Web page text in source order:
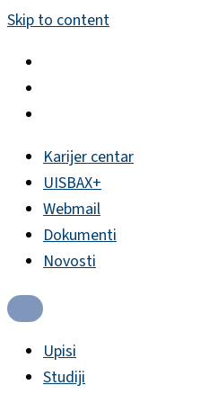
Skip to content
Karijer centar
UISBAX+
Webmail
Dokumenti
Novosti
Upisi
Studiji